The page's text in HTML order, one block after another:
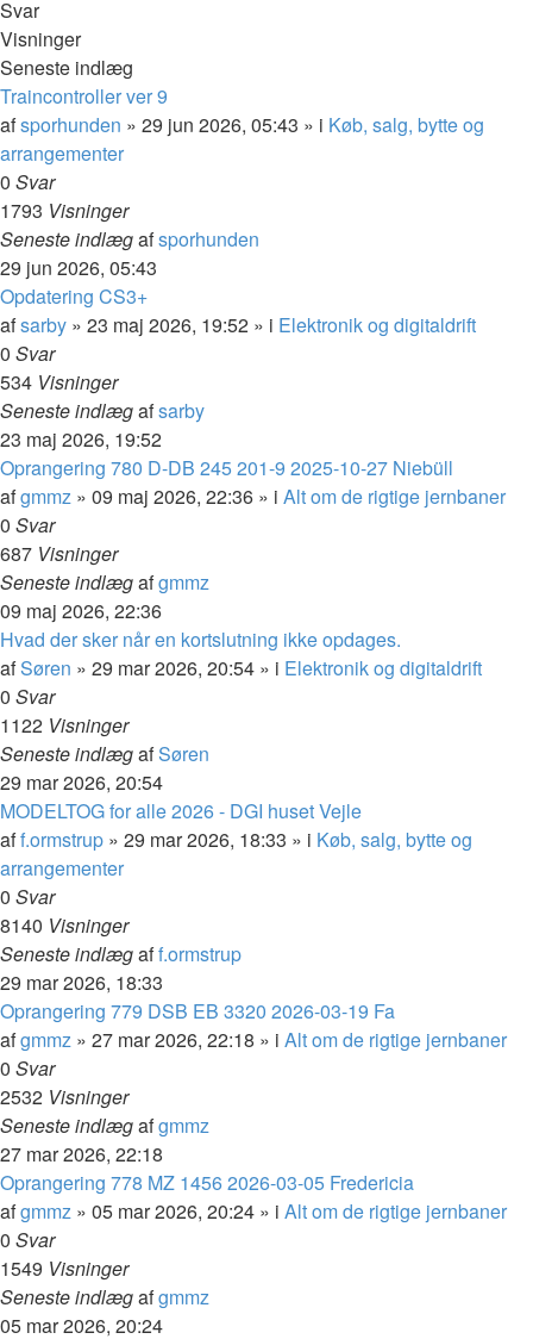
Svar
Visninger
Seneste indlæg
Traincontroller ver 9
afsporhunden » 29 jun 2026, 05:43 » i Køb, salg, bytte og
arrangementer
0 Svar
1793 Visninger
Seneste indlægafsporhunden
29 jun 2026, 05:43
Opdatering CS3+
afsarby » 23 maj 2026, 19:52 » i Elektronik og digitaldrift
0 Svar
534 Visninger
Seneste indlægafsarby
23 maj 2026, 19:52
Oprangering 780 D-DB 245 201-9 2025-10-27 Niebüll
afgmmz » 09 maj 2026, 22:36 » i Alt om de rigtige jernbaner
0 Svar
687 Visninger
Seneste indlægafgmmz
09 maj 2026, 22:36
Hvad der sker når en kortslutning ikke opdages.
afSøren » 29 mar 2026, 20:54 » i Elektronik og digitaldrift
0 Svar
1122 Visninger
Seneste indlægafSøren
29 mar 2026, 20:54
MODELTOG for alle 2026 - DGI huset Vejle
aff.ormstrup » 29 mar 2026, 18:33 » i Køb, salg, bytte og
arrangementer
0 Svar
8140 Visninger
Seneste indlægaff.ormstrup
29 mar 2026, 18:33
Oprangering 779 DSB EB 3320 2026-03-19 Fa
afgmmz » 27 mar 2026, 22:18 » i Alt om de rigtige jernbaner
0 Svar
2532 Visninger
Seneste indlægafgmmz
27 mar 2026, 22:18
Oprangering 778 MZ 1456 2026-03-05 Fredericia
afgmmz » 05 mar 2026, 20:24 » i Alt om de rigtige jernbaner
0 Svar
1549 Visninger
Seneste indlægafgmmz
05 mar 2026, 20:24